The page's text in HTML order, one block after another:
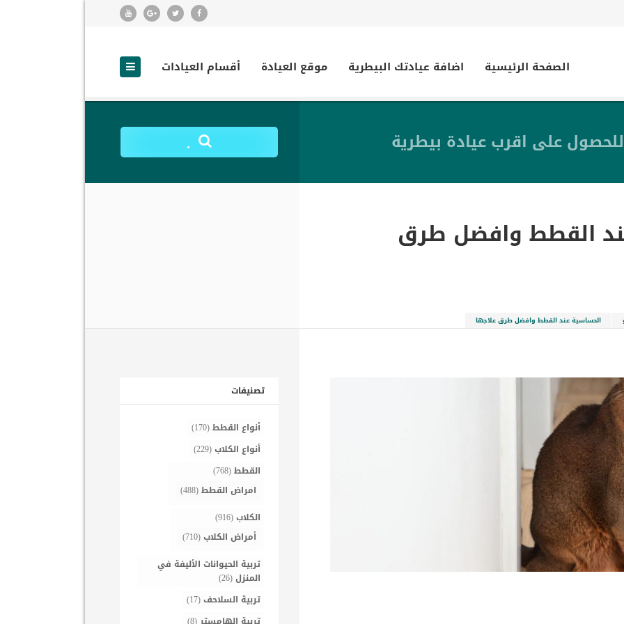
الصفحة الرئيسية اضافة عيادتك البيطرية موقع العيادة أقسام العيادات
للحصول على اقرب عيادة بيطرية .
القطط وافضل طرق
الحساسية عند القطط وافضل طرق علاجها
تصنيفات
أنواع القطط(170)
أنواع الكلاب(229)
القطط(768)
امراض القطط(488)
الكلاب(916)
أمراض الكلاب(710)
تربية الحيوانات الأليفة في
المنزل(26)
تربية السلاحف(17)